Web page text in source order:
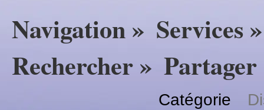
Navigation » Services »
Rechercher » Partager
Catégorie